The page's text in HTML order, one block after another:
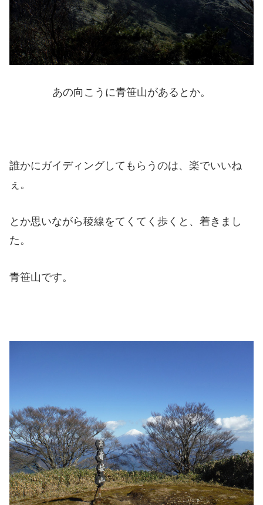
あの向こうに青笹山があるとか。
誰かにガイディングしてもらうのは、楽でいいね
ぇ。
とか思いながら稜線をてくてく歩くと、着きまし
た。
青笹山です。